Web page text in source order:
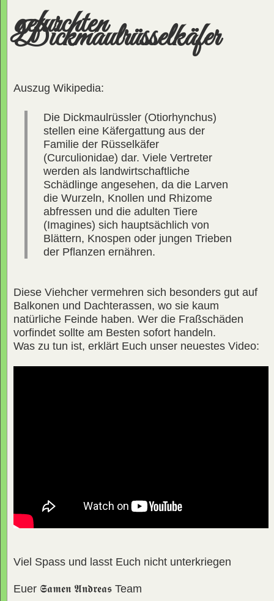
gefurchten
Dickmaulrüsselkäfer
Auszug Wikipedia:
Die Dickmaulrüssler (Otiorhynchus)
stellen eine Käfergattung aus der
Familie der Rüsselkäfer
(Curculionidae) dar. Viele Vertreter
werden als landwirtschaftliche
Schädlinge angesehen, da die Larven
die Wurzeln, Knollen und Rhizome
abfressen und die adulten Tiere
(Imagines) sich hauptsächlich von
Blättern, Knospen oder jungen Trieben
der Pflanzen ernähren.
Diese Viehcher vermehren sich besonders gut auf
Balkonen und Dachterassen, wo sie kaum
natürliche Feinde haben. Wer die Fraßschäden
vorfindet sollte am Besten sofort handeln.
Was zu tun ist, erklärt Euch unser neuestes Video:
Viel Spass und lasst Euch nicht unterkriegen
Euer 𝕾𝖆𝖒𝖊𝖓 𝕬𝖓𝖉𝖗𝖊𝖆𝖘 Team